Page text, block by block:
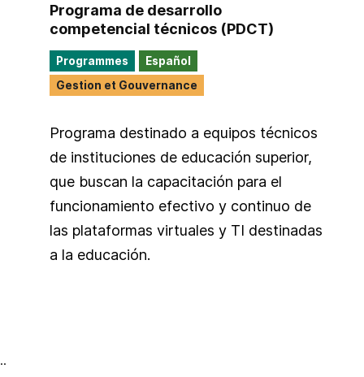
Programa de desarrollo
competencial técnicos (PDCT)
Programmes
Español
Gestion et Gouvernance
Programa destinado a equipos técnicos
de instituciones de educación superior,
que buscan la capacitación para el
funcionamiento efectivo y continuo de
las plataformas virtuales y TI destinadas
a la educación.
..